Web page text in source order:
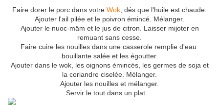
Faire dorer le porc dans votre Wok , dés que l'huile est chaude.
Ajouter l'ail pilée et le poivron émincé. Mélanger.
Ajouter le nuoc-mâm et le jus de citron. Laisser mijoter en
remuant sans cesse.
Faire cuire les nouilles dans une casserole remplie d'eau
bouillante salée et les égoutter.
Ajouter dans le wok, les oignons émincés, les germes de soja et
la coriandre ciselée. Mélanger.
Ajouter les nouilles et mélanger.
Servir le tout dans un plat ...